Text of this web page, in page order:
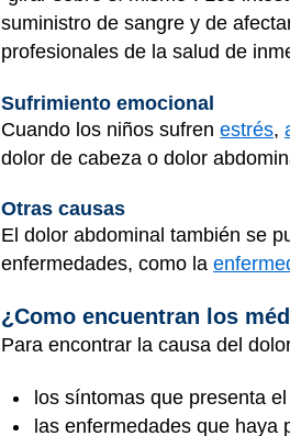
suministro de sangre y de
profesionales de la salud de
Sufrimiento emocional
Cuando los niños sufren estrés,
dolor de cabeza o dolor
Otras causas
El dolor abdominal también se
enfermedades, como la
¿Como encuentran los
Para encontrar la causa del
los síntomas que presenta
las enfermedades que haya